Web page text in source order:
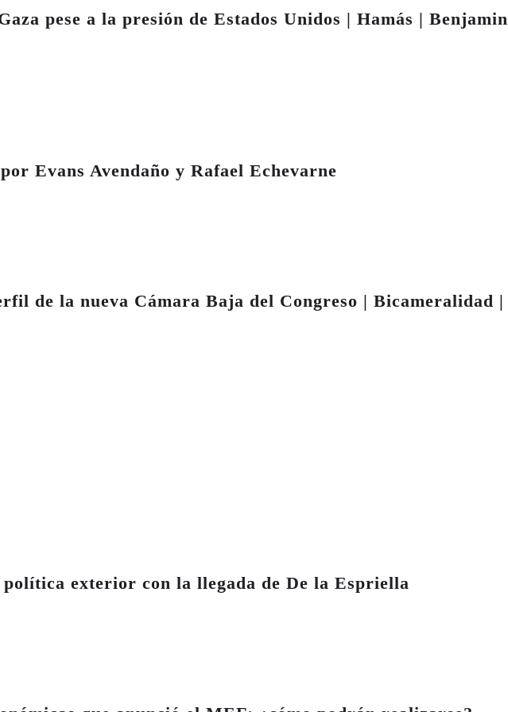
pese a la presión de Estados Unidos | Hamás | Benjamin
Evans Avendaño y Rafael Echevarne
de la nueva Cámara Baja del Congreso | Bicameralidad |
exterior con la llegada de De la Espriella